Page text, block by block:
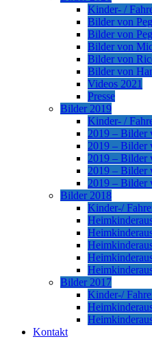
Kinder- /
Bilder von
Bilder von
Bilder von
Bilder von
Bilder von
Videos 2021
Presse
Bilder 2019
Kinder- /
2019 – Bilder
2019 – Bilder
2019 – Bilder
2019 – Bilder
2019 – Bilder
Bilder 2018
Kinder-/
Bilder 2017
Kinder-/
Kontakt